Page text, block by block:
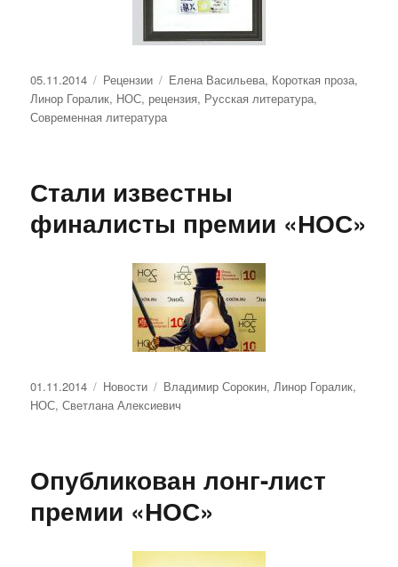
Опубликовано
05.11.2014 Рубрики
Рецензии Метки
Елена Васильева, Короткая проза,
Линор Горалик, НОС, рецензия, Русская литература,
Современная литература
Стали известны
финалисты премии «НОС»
Опубликовано
01.11.2014 Рубрики
Новости Метки
Владимир Сорокин,Линор Горалик,
НОС,Светлана Алексиевич
Опубликован лонг-лист
премии «НОС»